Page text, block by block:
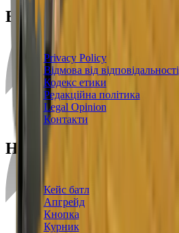
Важлива інформація
Угода користувача
Privacy Policy
Відмова від відповідальності
Кодекс етики
Редакційна політика
Legal Opinion
Контакти
Наші режими
Кейс батл
Апгрейд
Кнопка
Курник